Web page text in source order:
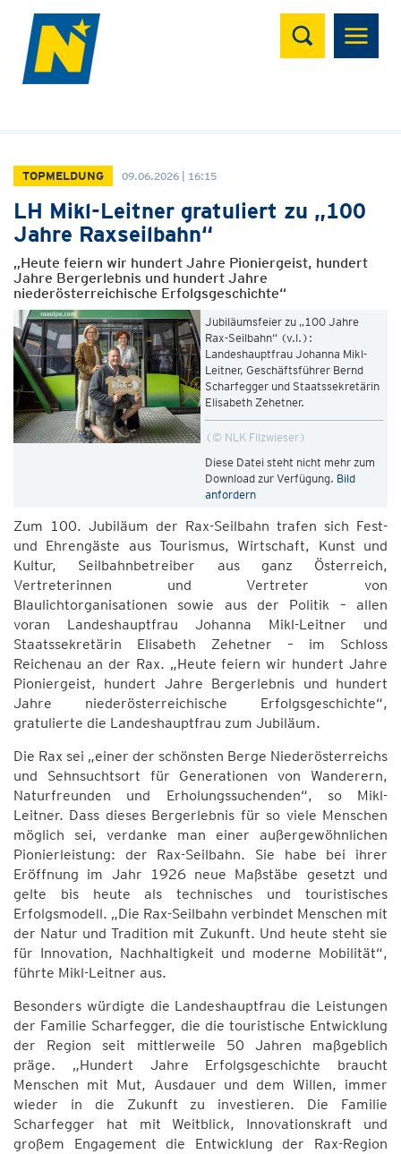
Suchen
TOPMELDUNG 09.06.2026 | 16:15
LH Mikl-Leitner gratuliert zu „100
Jahre Raxseilbahn“
„Heute feiern wir hundert Jahre Pioniergeist, hundert
Jahre Bergerlebnis und hundert Jahre
niederösterreichische Erfolgsgeschichte“
Jubiläumsfeier zu „100 Jahre
Rax-Seilbahn“ (v.l.):
Landeshauptfrau Johanna Mikl-
Leitner, Geschäftsführer Bernd
Scharfegger und Staatssekretärin
Elisabeth Zehetner.
© NLK Filzwieser
Diese Datei steht nicht mehr zum
Download zur Verfügung. Bild
anfordern
Zum 100. Jubiläum der Rax-Seilbahn trafen sich Fest-
und Ehrengäste aus Tourismus, Wirtschaft, Kunst und
Kultur, Seilbahnbetreiber aus ganz Österreich,
Vertreterinnen und Vertreter von
Blaulichtorganisationen sowie aus der Politik – allen
voran Landeshauptfrau Johanna Mikl-Leitner und
Staatssekretärin Elisabeth Zehetner – im Schloss
Reichenau an der Rax. „Heute feiern wir hundert Jahre
Pioniergeist, hundert Jahre Bergerlebnis und hundert
Jahre niederösterreichische Erfolgsgeschichte“,
gratulierte die Landeshauptfrau zum Jubiläum.
Die Rax sei „einer der schönsten Berge Niederösterreichs
und Sehnsuchtsort für Generationen von Wanderern,
Naturfreunden und Erholungssuchenden“, so Mikl-
Leitner. Dass dieses Bergerlebnis für so viele Menschen
möglich sei, verdanke man einer außergewöhnlichen
Pionierleistung: der Rax-Seilbahn. Sie habe bei ihrer
Eröffnung im Jahr 1926 neue Maßstäbe gesetzt und
gelte bis heute als technisches und touristisches
Erfolgsmodell. „Die Rax-Seilbahn verbindet Menschen mit
der Natur und Tradition mit Zukunft. Und heute steht sie
für Innovation, Nachhaltigkeit und moderne Mobilität“,
führte Mikl-Leitner aus.
Besonders würdigte die Landeshauptfrau die Leistungen
der Familie Scharfegger, die die touristische Entwicklung
der Region seit mittlerweile 50 Jahren maßgeblich
präge. „Hundert Jahre Erfolgsgeschichte braucht
Menschen mit Mut, Ausdauer und dem Willen, immer
wieder in die Zukunft zu investieren. Die Familie
Scharfegger hat mit Weitblick, Innovationskraft und
großem Engagement die Entwicklung der Rax-Region